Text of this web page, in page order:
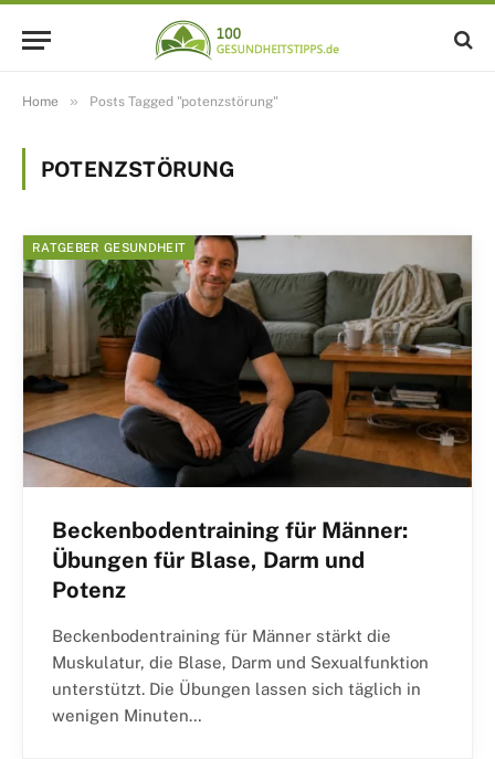
Home » Posts Tagged "potenzstörung"
POTENZSTÖRUNG
RATGEBER GESUNDHEIT
Beckenbodentraining für Männer:
Übungen für Blase, Darm und
Potenz
Beckenbodentraining für Männer stärkt die
Muskulatur, die Blase, Darm und Sexualfunktion
unterstützt. Die Übungen lassen sich täglich in
wenigen Minuten…